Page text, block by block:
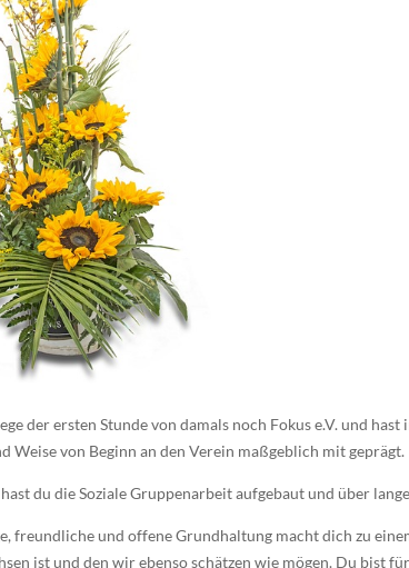
der ersten Stunde von damals noch Fokus e.V. und
Weise von Beginn an den Verein maßgeblich mit geprägt.
du die Soziale Gruppenarbeit aufgebaut und über
freundliche und offene Grundhaltung macht dich zu
ist und den wir ebenso schätzen wie mögen. Du bist